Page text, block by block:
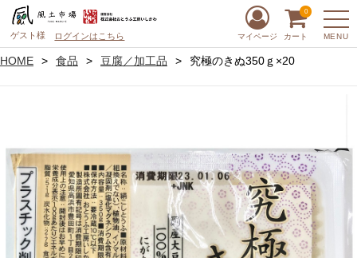
ゲスト様 ログインはこちら MENU
マイページ カート
0
HOME 食品 豆腐／加工品 究極のきぬ350ｇ×20